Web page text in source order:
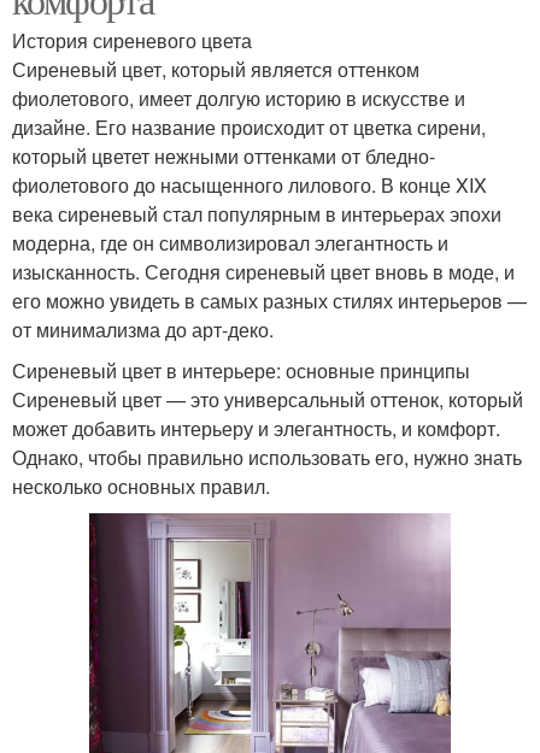
История сиреневого цвета
Сиреневый цвет, который является оттенком
фиолетового, имеет долгую историю в искусстве и
дизайне. Его название происходит от цветка сирени,
который цветет нежными оттенками от бледно-
фиолетового до насыщенного лилового. В конце XIX
века сиреневый стал популярным в интерьерах эпохи
модерна, где он символизировал элегантность и
изысканность. Сегодня сиреневый цвет вновь в моде, и
его можно увидеть в самых разных стилях интерьеров —
от минимализма до арт-деко.
Сиреневый цвет в интерьере: основные принципы
Сиреневый цвет — это универсальный оттенок, который
может добавить интерьеру и элегантность, и комфорт.
Однако, чтобы правильно использовать его, нужно знать
несколько основных правил.